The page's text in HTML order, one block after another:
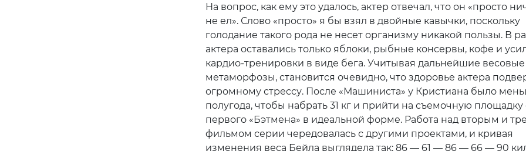
На вопрос, как ему это удалось, актер отвечал, что он «просто
не ел». Слово «просто» я бы взял в двойные кавычки, поскольку
голодание такого рода не несет организму никакой пользы. В
актера оставались только яблоки, рыбные консервы, кофе и
кардио-тренировки в виде бега. Учитывая дальнейшие весовые
метаморфозы, становится очевидно, что здоровье актера
огромному стрессу. После «Машиниста» у Кристиана было
полугода, чтобы набрать 31 кг и прийти на съемочную площадку
первого «Бэтмена» в идеальной форме. Работа над вторым и
фильмом серии чередовалась с другими проектами, и кривая
изменения веса Бейла выглядела так: 86 — 61 — 86 — 66 — 90